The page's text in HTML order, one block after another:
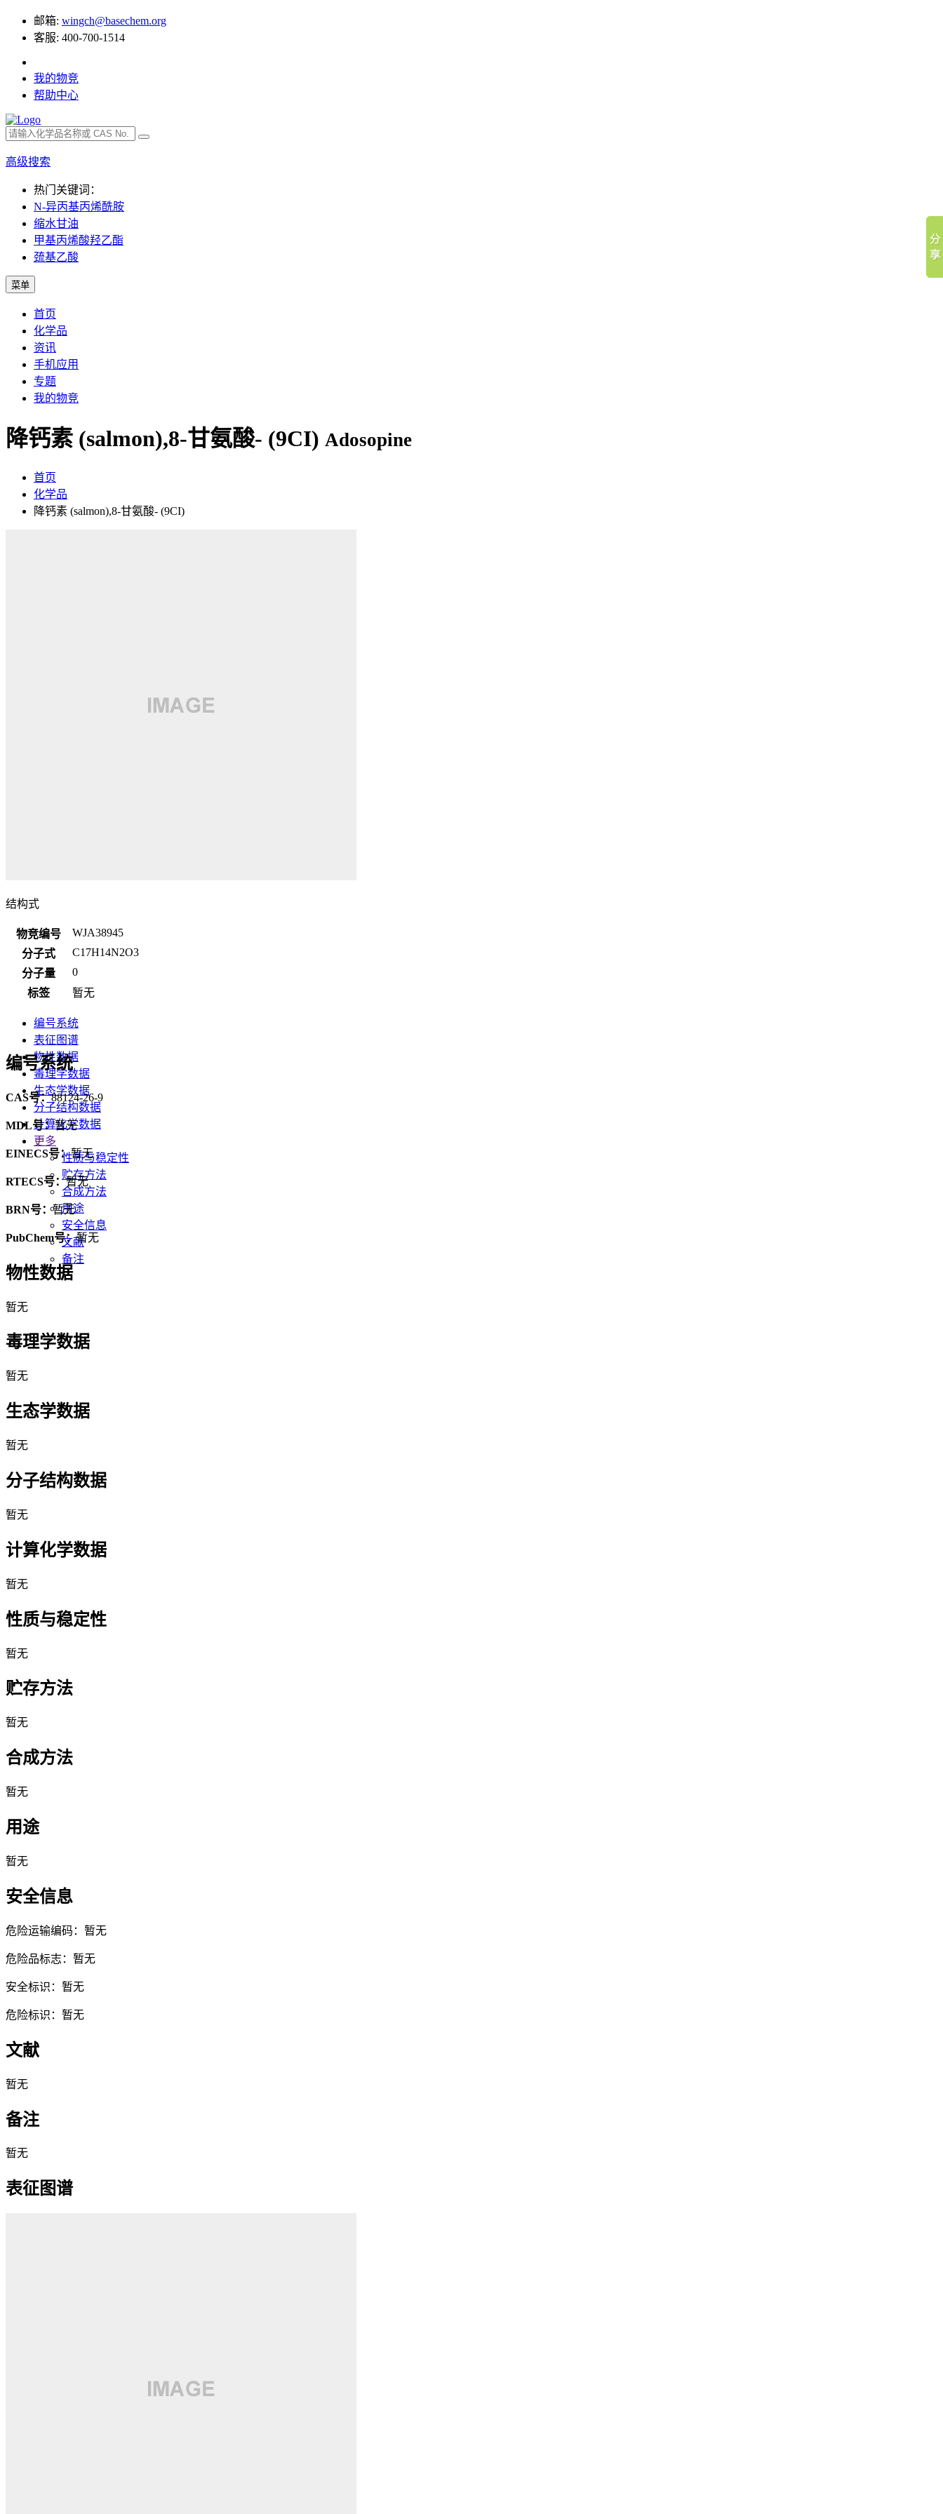
邮箱: wingch@basechem.org
客服: 400-700-1514
我的物竞
帮助中心
高级搜索
热门关键词：
N-异丙基丙烯酰胺
缩水甘油
甲基丙烯酸羟乙酯
巯基乙酸
菜单
首页
化学品
资讯
手机应用
专题
我的物竞
降钙素 (salmon),8-甘氨酸- (9CI) Adosopine
首页
化学品
降钙素 (salmon),8-甘氨酸- (9CI)
结构式
物竞编号
WJA38945
分子式
C17H14N2O3
分子量
0
标签
暂无
编号系统
表征图谱
物性数据
毒理学数据
生态学数据
分子结构数据
计算化学数据
更多
性质与稳定性
贮存方法
合成方法
用途
安全信息
文献
备注
编号系统
CAS号：88124-26-9
MDL号：暂无
EINECS号：暂无
RTECS号：暂无
BRN号：暂无
PubChem号：暂无
物性数据
暂无
毒理学数据
暂无
生态学数据
暂无
分子结构数据
暂无
计算化学数据
暂无
性质与稳定性
暂无
贮存方法
暂无
合成方法
暂无
用途
暂无
安全信息
危险运输编码：暂无
危险品标志：暂无
安全标识：暂无
危险标识：暂无
文献
暂无
备注
暂无
表征图谱